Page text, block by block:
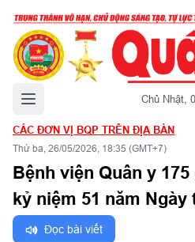
Mở menu chính Chủ Nhật,
CÁC ĐƠN VỊ BQP TRÊN ĐỊA BÀN
Thứ ba, 26/05/2026, 18:35 (GMT+7)
Bệnh viện Quân y
kỷ niệm 51 năm Ngày
Đọc bài viết